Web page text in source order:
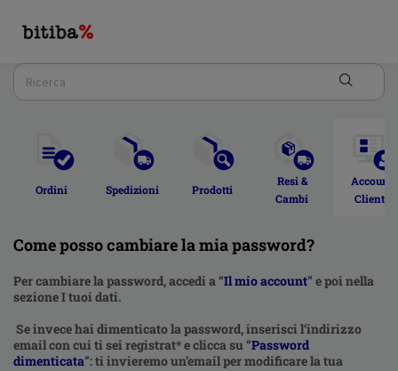
Ordini Spedizioni Prodotti
Resi &
Cambi
Account
Cliente
Come posso cambiare la mia password?
Per cambiare la password, accedi a “Il mio account” e poi nella
sezione I tuoi dati.
Se invece hai dimenticato la password, inserisci l‘indirizzo
email con cui ti sei registrat* e clicca su “Password
dimenticata”: ti invieremo un’email per modificare la tua